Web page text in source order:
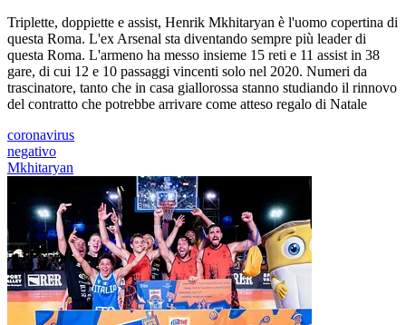
Triplette, doppiette e assist, Henrik Mkhitaryan è l'uomo copertina di
questa Roma. L'ex Arsenal sta diventando sempre più leader di
questa Roma. L'armeno ha messo insieme 15 reti e 11 assist in 38
gare, di cui 12 e 10 passaggi vincenti solo nel 2020. Numeri da
trascinatore, tanto che in casa giallorossa stanno studiando il rinnovo
del contratto che potrebbe arrivare come atteso regalo di Natale
coronavirus
negativo
Mkhitaryan